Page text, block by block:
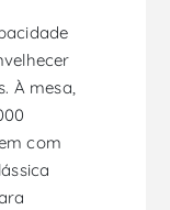
À mesa,
com